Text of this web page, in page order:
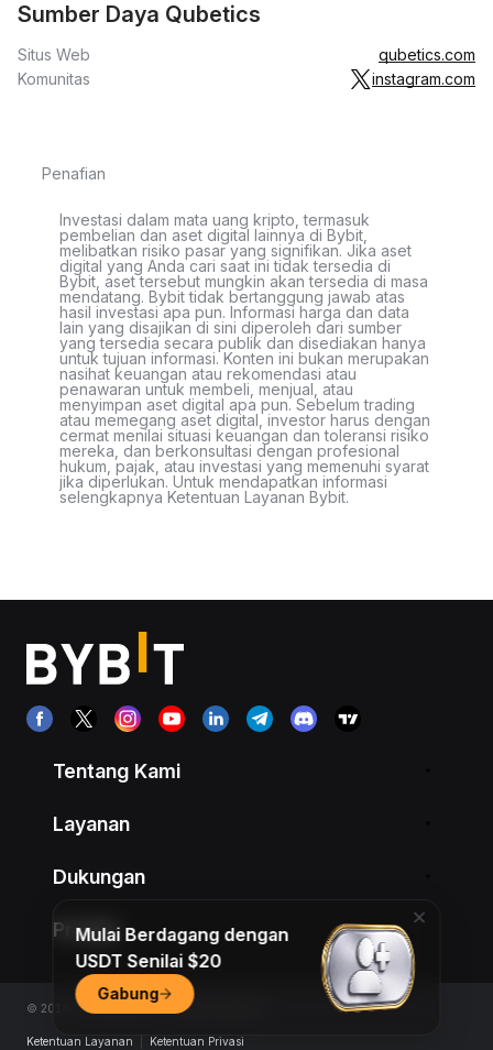
Sumber Daya Qubetics
Situs Web
qubetics.com
Komunitas
instagram.com
Penafian
Investasi dalam mata uang kripto, termasuk
pembelian dan aset digital lainnya di Bybit,
melibatkan risiko pasar yang signifikan. Jika aset
digital yang Anda cari saat ini tidak tersedia di
Bybit, aset tersebut mungkin akan tersedia di masa
mendatang. Bybit tidak bertanggung jawab atas
hasil investasi apa pun. Informasi harga dan data
lain yang disajikan di sini diperoleh dari sumber
yang tersedia secara publik dan disediakan hanya
untuk tujuan informasi. Konten ini bukan merupakan
nasihat keuangan atau rekomendasi atau
penawaran untuk membeli, menjual, atau
menyimpan aset digital apa pun. Sebelum trading
atau memegang aset digital, investor harus dengan
cermat menilai situasi keuangan dan toleransi risiko
mereka, dan berkonsultasi dengan profesional
hukum, pajak, atau investasi yang memenuhi syarat
jika diperlukan. Untuk mendapatkan informasi
selengkapnya Ketentuan Layanan Bybit.
Tentang Kami
Layanan
Dukungan
Produk
© 2018-2026 Bybit.com. All rights reserved.
Ketentuan Layanan Ketentuan Privasi
Mulai Berdagang dengan
USDT Senilai $20
Gabung